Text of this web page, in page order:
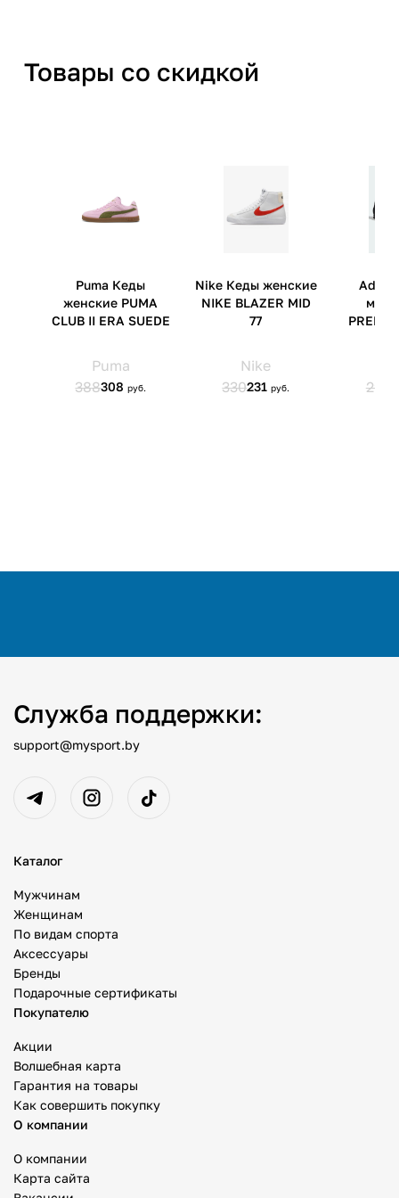
Товары со скидкой
Служба поддержки:
support@mysport.by
Каталог
Мужчинам
Женщинам
По видам спорта
Аксессуары
Бренды
Подарочные сертификаты
Покупателю
Акции
Волшебная карта
Гарантия на товары
Как совершить покупку
О компании
О компании
Карта сайта